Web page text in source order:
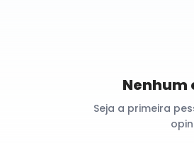
Nenhum
Seja a primeira